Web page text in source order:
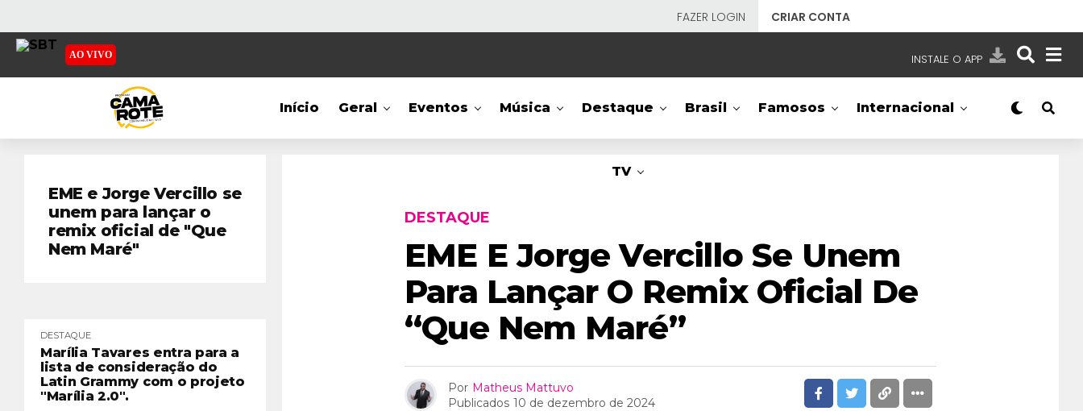
FAZER LOGIN CRIAR CONTA
AO VIVO INSTALE O APP
NOSSAS REDES APP TV SBT
Início Geral Eventos Música Destaque Brasil Famosos Internacional
TV
EME e Jorge Vercillo se
unem para lançar o
remix oficial de "Que
Nem Maré"
DESTAQUE
Marília Tavares entra para a
lista de consideração do
Latin Grammy com o projeto
"Marília 2.0".
DESTAQUE
EME E Jorge Vercillo Se Unem
Para Lançar O Remix Oficial De
“Que Nem Maré”
Por Matheus Mattuvo
Publicados 10 de dezembro de 2024